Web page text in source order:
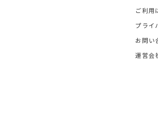
ご利用
プライ
お問い
運営会